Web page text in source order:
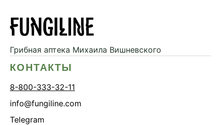
Грибная аптека Михаила Вишневского
КОНТАКТЫ
8-800-333-32-11
info@fungiline.com
Telegram